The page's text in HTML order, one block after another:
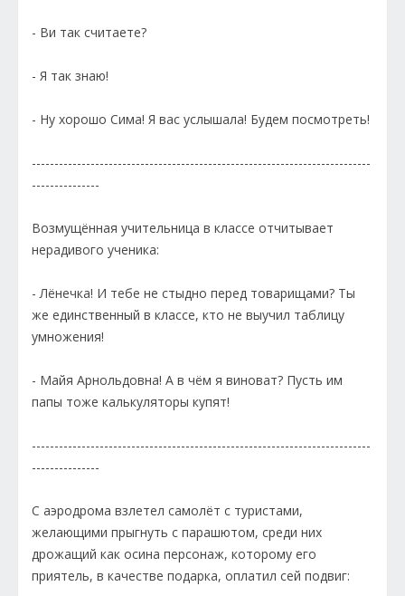
- Ви так считаете?
- Я так знаю!
- Ну хорошо Сима! Я вас услышала! Будем посмотреть!
---------------------------------------------------------------------------
---------------
Возмущённая учительница в классе отчитывает
нерадивого ученика:
- Лёнечка! И тебе не стыдно перед товарищами? Ты
же единственный в классе, кто не выучил таблицу
умножения!
- Майя Арнольдовна! А в чём я виноват? Пусть им
папы тоже калькуляторы купят!
---------------------------------------------------------------------------
---------------
С аэродрома взлетел самолёт с туристами,
желающими прыгнуть с парашютом, среди них
дрожащий как осина персонаж, которому его
приятель, в качестве подарка, оплатил сей подвиг: